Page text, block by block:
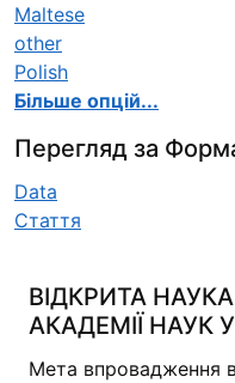
Maltese
other
Polish
Більше опцій...
Перегляд за
Data
Стаття
ВІДКРИТА
АКАДЕМІЇ НАУК
Мета впровадження